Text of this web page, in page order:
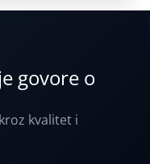
govore o
kvalitet i